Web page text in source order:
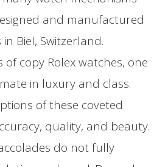
and manufactured
Biel, Switzerland.
copy Rolex watches, one
in luxury and class.
of these coveted
quality, and beauty.
do not fully